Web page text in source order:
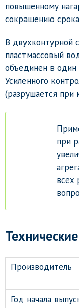
повышенному
сокращению
В двухконтурной
пластмассовый
объединен в
Усиленного
(разрушается при
при
всех
Производитель
Год начала